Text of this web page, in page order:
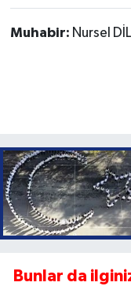
Muhabir: Nursel
Bunlar da